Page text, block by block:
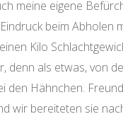
meine eigene
beim
Kilo
denn als etwas, von
den Hähnchen.
wir bereiteten sie